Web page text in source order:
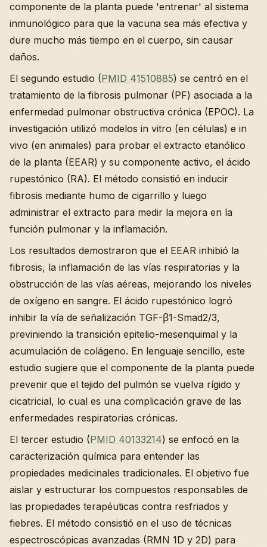
componente de la planta puede 'entrenar' al sistema
inmunológico para que la vacuna sea más efectiva y
dure mucho más tiempo en el cuerpo, sin causar
daños.
El segundo estudio (PMID 41510885) se centró en el
tratamiento de la fibrosis pulmonar (PF) asociada a la
enfermedad pulmonar obstructiva crónica (EPOC). La
investigación utilizó modelos in vitro (en células) e in
vivo (en animales) para probar el extracto etanólico
de la planta (EEAR) y su componente activo, el ácido
rupestónico (RA). El método consistió en inducir
fibrosis mediante humo de cigarrillo y luego
administrar el extracto para medir la mejora en la
función pulmonar y la inflamación.
Los resultados demostraron que el EEAR inhibió la
fibrosis, la inflamación de las vías respiratorias y la
obstrucción de las vías aéreas, mejorando los niveles
de oxígeno en sangre. El ácido rupestónico logró
inhibir la vía de señalización TGF-β1-Smad2/3,
previniendo la transición epitelio-mesenquimal y la
acumulación de colágeno. En lenguaje sencillo, este
estudio sugiere que el componente de la planta puede
prevenir que el tejido del pulmón se vuelva rígido y
cicatricial, lo cual es una complicación grave de las
enfermedades respiratorias crónicas.
El tercer estudio (PMID 40133214) se enfocó en la
caracterización química para entender las
propiedades medicinales tradicionales. El objetivo fue
aislar y estructurar los compuestos responsables de
las propiedades terapéuticas contra resfriados y
fiebres. El método consistió en el uso de técnicas
espectroscópicas avanzadas (RMN 1D y 2D) para